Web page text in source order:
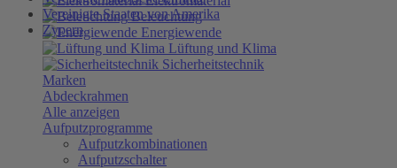
Vereinigte Staaten von Amerika
Zypern
Beleuchtung
Energiewende
Lüftung und Klima
Sicherheitstechnik
Marken
Abdeckrahmen
Alle anzeigen
Aufputzprogramme
Aufputzkombinationen
Aufputzschalter